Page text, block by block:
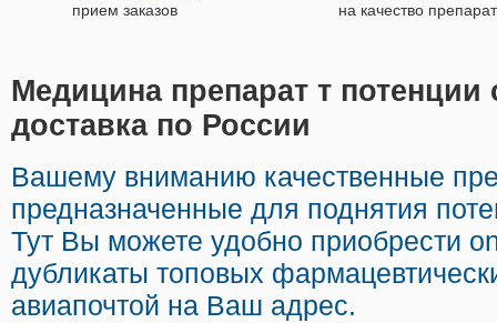
прием заказов на качество
Медицина препарат т
доставка по России
Вашему вниманию качественные
предназначенные для поднятия
Тут Вы можете удобно приобрести
дубликаты топовых
авиапочтой на Ваш адрес.